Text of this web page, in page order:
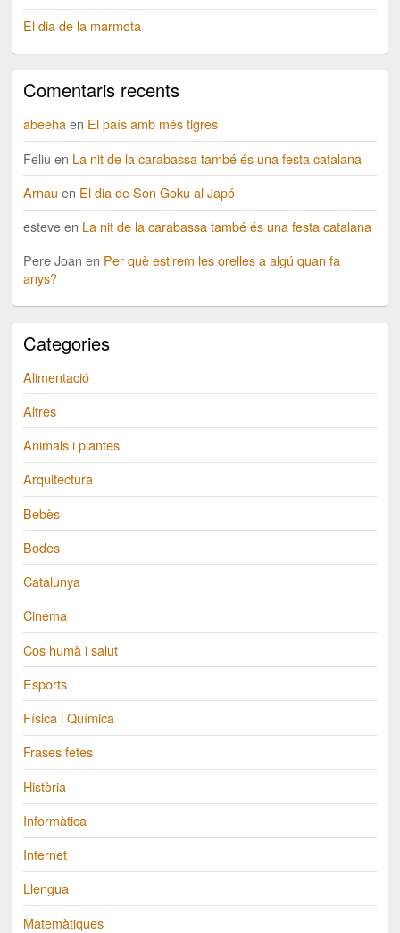
El dia de la marmota
Comentaris recents
abeehaen El país amb més tigres
Feliu en La nit de la carabassa també és una festa catalana
Arnau en El dia de Son Goku al Japó
esteveen La nit de la carabassa també és una festa catalana
Pere Joan en Per què estirem les orelles a algú quan fa
anys?
Categories
Alimentació
Altres
Animals i plantes
Arquitectura
Bebès
Bodes
Catalunya
Cinema
Cos humà i salut
Esports
Física i Química
Frases fetes
Història
Informàtica
Internet
Llengua
Matemàtiques